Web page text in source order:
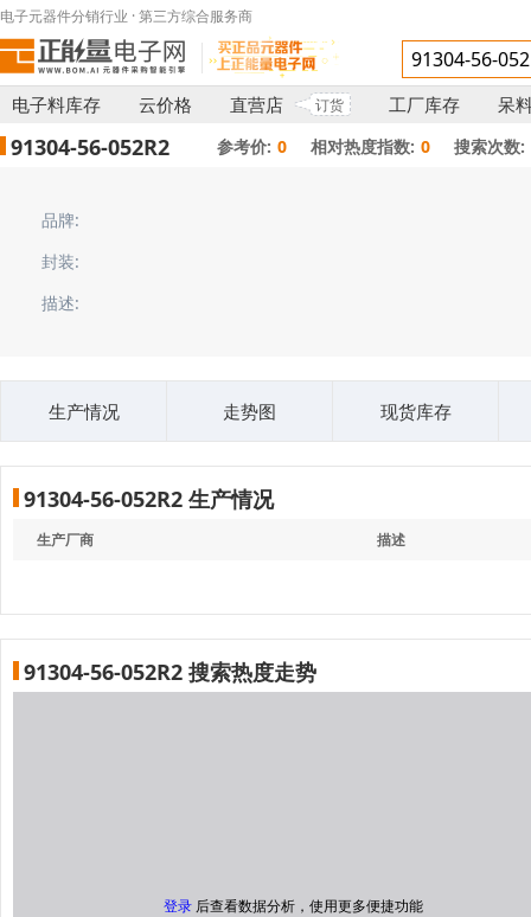
电子元器件分销行业 · 第三方综合服务商
电子料库存 云价格 直营店 订货 工厂库存 呆
91304-56-052R2 参考价: 0 相对热度指数: 0 搜索次数:
品牌:
封装:
描述:
生产情况 走势图 现货库存
91304-56-052R2 生产情况
生产厂商 描述
91304-56-052R2 搜索热度走势
登录 后查看数据分析，使用更多便捷功能